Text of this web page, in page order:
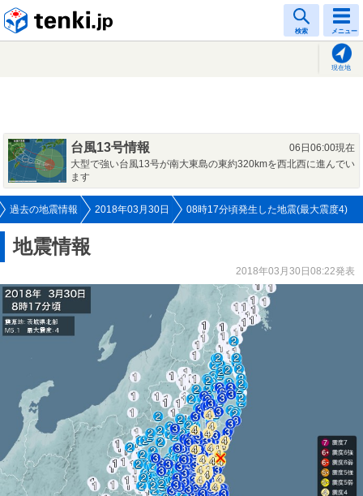
検索 メニュー
現在地
台風13号情報
06日06:00現在
大型で強い台風13号が南大東島の東約320kmを西北西に進んでい
ます
過去の地震情報 2018年03月30日 08時17分頃発生した地震(最大震度4)
地震情報
2018年03月30日08:22発表